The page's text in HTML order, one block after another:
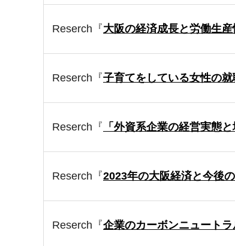
Reserch『大阪の経済成長と労働生産
Reserch『子育てをしている女性の
Reserch『 「外資系企業の経営実態
Reserch『2023年の大阪経済と今後
Reserch『企業のカーボンニュート